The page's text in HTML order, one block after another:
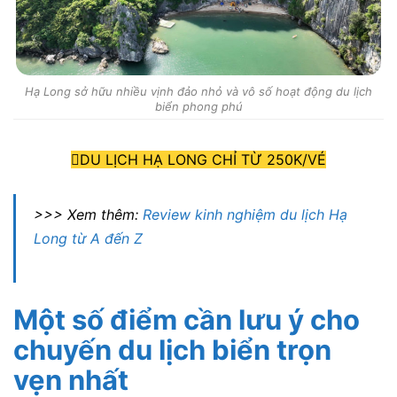
Hạ Long sở hữu nhiều vịnh đảo nhỏ và vô số hoạt động du lịch
biển phong phú
DU LỊCH HẠ LONG CHỈ TỪ 250K/VÉ
>>> Xem thêm: Review kinh nghiệm du lịch Hạ
Long từ A đến Z
Một số điểm cần lưu ý cho
chuyến du lịch biển trọn
vẹn nhất